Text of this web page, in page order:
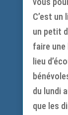
C’est un
un petit
faire une
lieu
du lundi
que les